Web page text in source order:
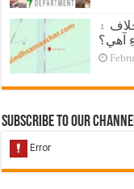
۽
آهي؟
Subscribe to our